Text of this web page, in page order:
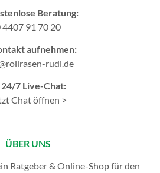
Beratung:
4407 91 70 20
aufnehmen:
rudi.de
24/7 Live-Chat:
Chat öffnen >
ÜBER UNS
Ratgeber & Online-Shop für den